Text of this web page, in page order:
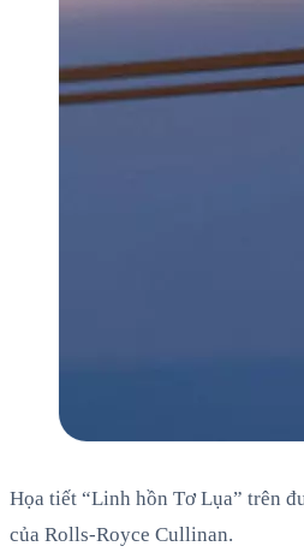
Họa tiết “Linh hồn Tơ Lụa” trên
của Rolls-Royce Cullinan.